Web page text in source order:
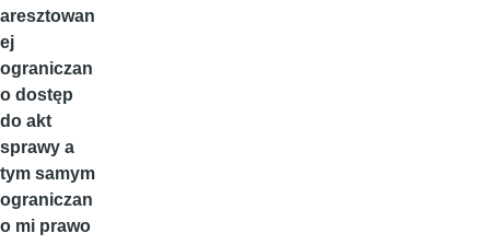
aresztowan
ej
ograniczan
o dostęp
do akt
sprawy a
tym samym
ograniczan
o mi prawo